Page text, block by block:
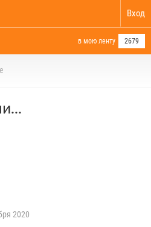
Вход
в мою ленту 2679
2020